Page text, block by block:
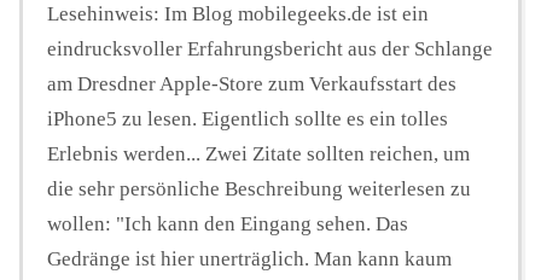
Lesehinweis: Im Blog mobilegeeks.de ist ein
eindrucksvoller Erfahrungsbericht aus der Schlange
am Dresdner Apple-Store zum Verkaufsstart des
iPhone5 zu lesen. Eigentlich sollte es ein tolles
Erlebnis werden... Zwei Zitate sollten reichen, um
die sehr persönliche Beschreibung weiterlesen zu
wollen: "Ich kann den Eingang sehen. Das
Gedränge ist hier unerträglich. Man kann kaum